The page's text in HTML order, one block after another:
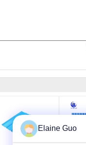
Elaine Guo